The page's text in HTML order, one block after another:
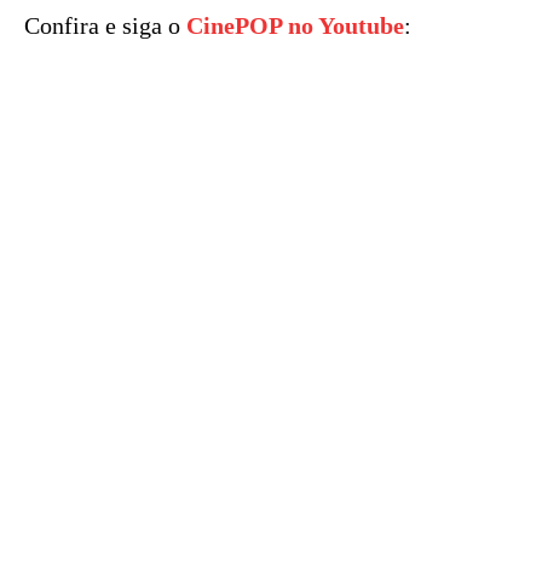
Confira e siga o CinePOP no Youtube: